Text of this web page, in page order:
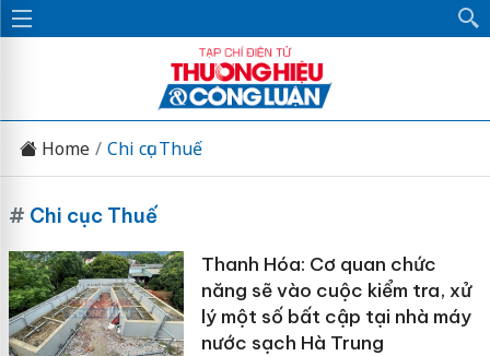
Home Chi cục Thuế
# Chi cục Thuế
Thanh Hóa: Cơ quan chức
năng sẽ vào cuộc kiểm tra, xử
lý một số bất cập tại nhà máy
nước sạch Hà Trung